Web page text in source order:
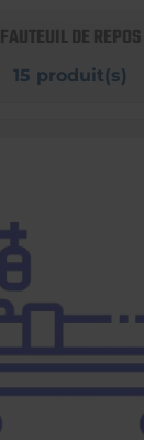
FAUTEUIL DE REPOS
15 produit(s)